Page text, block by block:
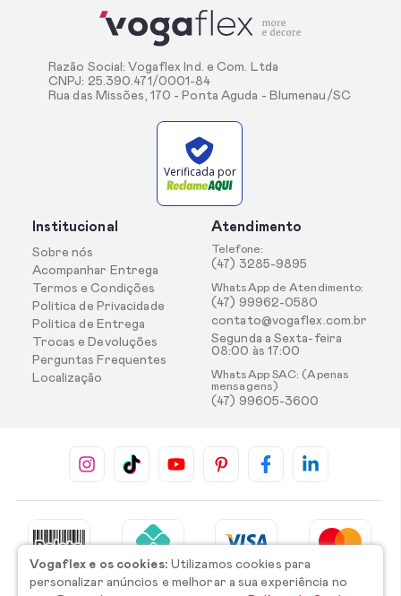
Razão Social: Vogaflex Ind. e Com. Ltda
CNPJ: 25.390.471/0001-84
Rua das Missões, 170 - Ponta Aguda - Blumenau/SC
Verificada por
Institucional
Sobre nós
Acompanhar Entrega
Termos e Condições
Politica de Privacidade
Politica de Entrega
Trocas e Devoluções
Perguntas Frequentes
Localização
Atendimento
Telefone:
(47) 3285-9895
WhatsApp de Atendimento:
(47) 99962-0580
contato@vogaflex.com.br
Segunda a Sexta-feira
08:00 às 17:00
WhatsApp SAC: (Apenas
mensagens)
(47) 99605-3600
Vogaflex e os cookies: Utilizamos cookies para
personalizar anúncios e melhorar a sua experiência no